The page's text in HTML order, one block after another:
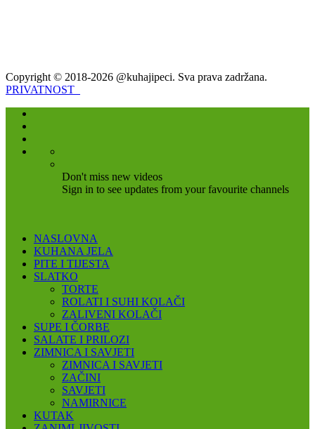
Copyright © 2018-2026 @kuhajipeci. Sva prava zadržana.
PRIVATNOST
Don't miss new videos
Sign in to see updates from your favourite channels
NASLOVNA
KUHANA JELA
PITE I TIJESTA
SLATKO
TORTE
ROLATI I SUHI KOLAČI
ZALIVENI KOLAČI
SUPE I ČORBE
SALATE I PRILOZI
ZIMNICA I SAVJETI
ZIMNICA I SAVJETI
ZAČINI
SAVJETI
NAMIRNICE
KUTAK